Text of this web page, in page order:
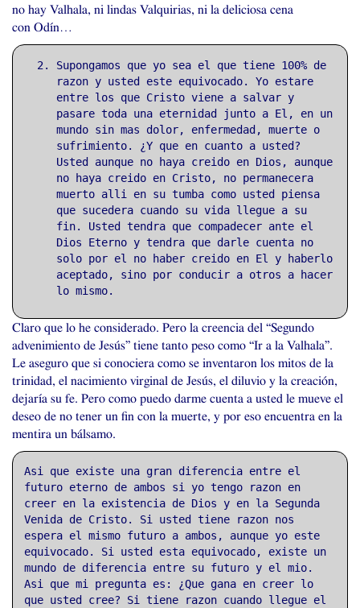
no hay Valhala, ni lindas Valquirias, ni la deliciosa cena
con Odín…
Supongamos que yo sea el que tiene 100% de
razon y usted este equivocado. Yo estare
entre los que Cristo viene a salvar y
pasare toda una eternidad junto a El, en un
mundo sin mas dolor, enfermedad, muerte o
sufrimiento. ¿Y que en cuanto a usted?
Usted aunque no haya creido en Dios, aunque
no haya creido en Cristo, no permanecera
muerto alli en su tumba como usted piensa
que sucedera cuando su vida llegue a su
fin. Usted tendra que compadecer ante el
Dios Eterno y tendra que darle cuenta no
solo por el no haber creido en El y haberlo
aceptado, sino por conducir a otros a hacer
lo mismo.
Claro que lo he considerado. Pero la creencia del “Segundo
advenimiento de Jesús” tiene tanto peso como “Ir a la Valhala”.
Le aseguro que si conociera como se inventaron los mitos de la
trinidad, el nacimiento virginal de Jesús, el diluvio y la creación,
dejaría su fe. Pero como puedo darme cuenta a usted le mueve el
deseo de no tener un fin con la muerte, y por eso encuentra en la
mentira un bálsamo.
Asi que existe una gran diferencia entre el
futuro eterno de ambos si yo tengo razon en
creer en la existencia de Dios y en la Segunda
Venida de Cristo. Si usted tiene razon nos
espera el mismo futuro a ambos, aunque yo este
equivocado. Si usted esta equivocado, existe un
mundo de diferencia entre su futuro y el mio.
Asi que mi pregunta es: ¿Que gana en creer lo
que usted cree? Si tiene razon cuando llegue el